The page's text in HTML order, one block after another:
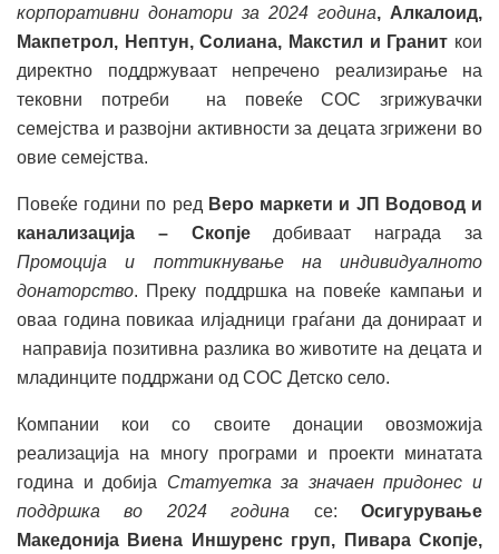
корпоративни донатори за 2024 година, Алкалоид,
Макпетрол, Нептун, Солиана, Макстил и Гранит кои
директно поддржуваат непречено реализирање на
тековни потреби на повеќе СОС згрижувачки
семејства и развојни активности за децата згрижени во
овие семејства.
Повеќе години по ред Веро маркети и ЈП Водовод и
канализација – Скопје добиваат награда за
Промоција и поттикнување на индивидуалното
донаторство. Преку поддршка на повеќе кампањи и
оваа година повикаа илјадници граѓани да донираат и
направија позитивна разлика во животите на децата и
младинците поддржани од СОС Детско село.
Компании кои со своите донации овозможија
реализација на многу програми и проекти минатата
година и добија Статуетка за значаен придонес и
поддршка во 2024 година се:Осигурување
Македонија Виена Иншуренс груп, Пивара Скопје,